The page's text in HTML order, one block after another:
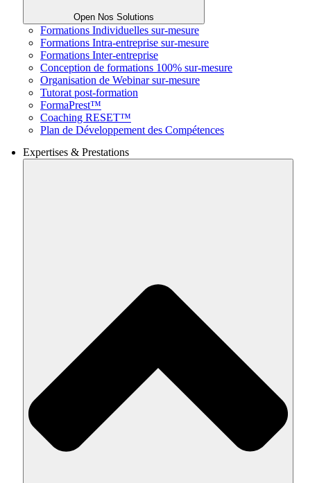
Open Nos Solutions
Formations Individuelles sur-mesure
Formations Intra-entreprise sur-mesure
Formations Inter-entreprise
Conception de formations 100% sur-mesure
Organisation de Webinar sur-mesure
Tutorat post-formation
FormaPrest™
Coaching RESET™
Plan de Développement des Compétences
Expertises & Prestations